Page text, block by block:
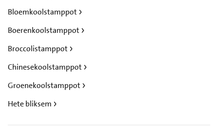
Bloemkoolstamppot
Boerenkoolstamppot
Broccolistamppot
Chinesekoolstamppot
Groenekoolstamppot
Hete bliksem